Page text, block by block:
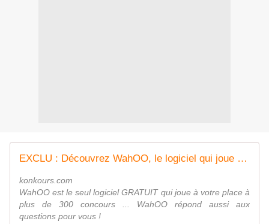
EXCLU : Découvrez WahOO, le logiciel qui joue à votre place à + de 300 concours !
konkours.com
WahOO est le seul logiciel GRATUIT qui joue à votre place à
plus de 300 concours ... WahOO répond aussi aux
questions pour vous !